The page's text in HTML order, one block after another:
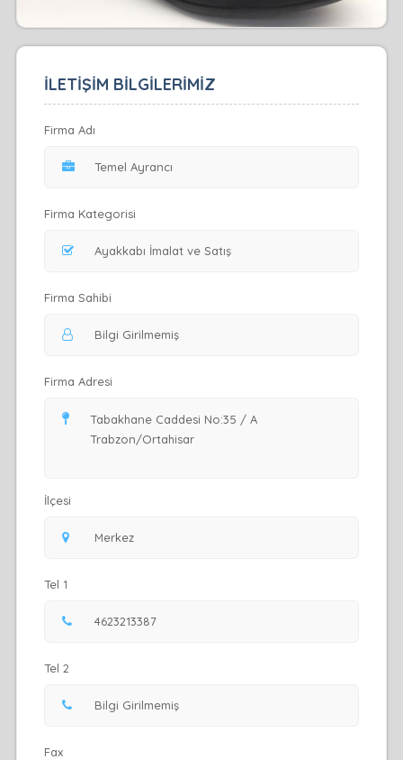
İLETİŞİM BİLGİLERİMİZ
Firma Adı
Firma Kategorisi
Firma Sahibi
Firma Adresi
İlçesi
Tel 1
Tel 2
Fax